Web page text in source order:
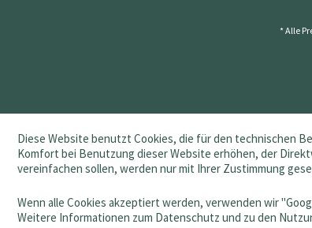
* Alle
Diese Website benutzt Cookies, die für den technischen
Komfort bei Benutzung dieser Website erhöhen, der
vereinfachen sollen, werden nur mit Ihrer Zustimmung
Wenn alle Cookies akzeptiert werden, verwenden wir
Weitere Informationen zum Datenschutz und zu den